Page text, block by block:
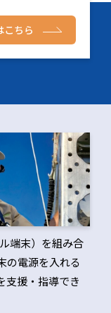
こちら
端末）を組み合
の電源を入れる
支援・指導でき